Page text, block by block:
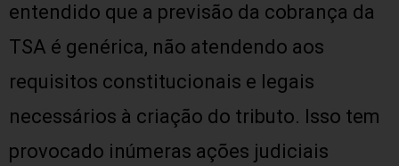
entendido que a previsão da cobrança da
TSA é genérica, não atendendo aos
requisitos constitucionais e legais
necessários à criação do tributo. Isso tem
provocado inúmeras ações judiciais